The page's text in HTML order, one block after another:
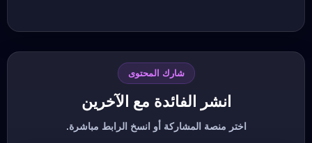
شارك المحتوى
انشر الفائدة مع الآخرين
اختر منصة المشاركة أو انسخ الرابط مباشرة.